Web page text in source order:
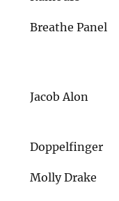
Breathe Panel
Jacob Alon
Doppelfinger
Molly Drake